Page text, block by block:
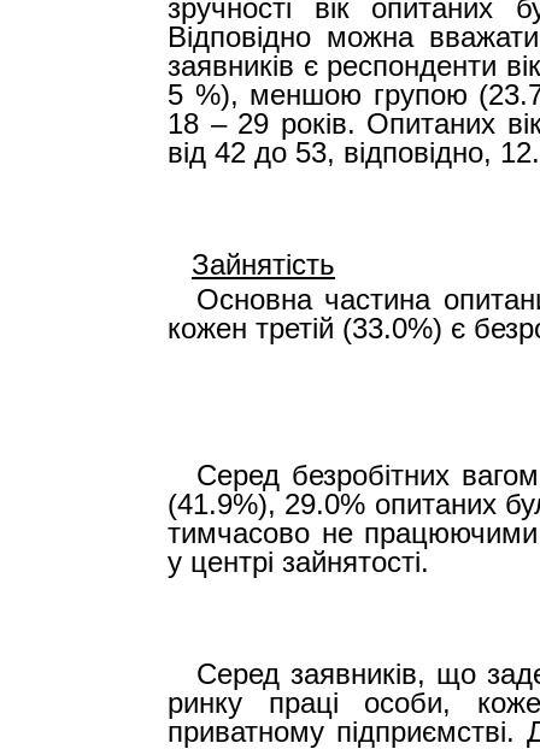
зручності вік опитаних
Відповідно можна
заявників є респонденти
5 %), меншою групою
18 – 29 років. Опитаних
від 42 до 53, відповідно,
Зайнятість
Основна частина
кожен третій (33.0%) є
Серед безробітних
(41.9%), 29.0% опитаних
тимчасово не
у центрі зайнятості.
Серед заявників, що
ринку праці особи,
приватному